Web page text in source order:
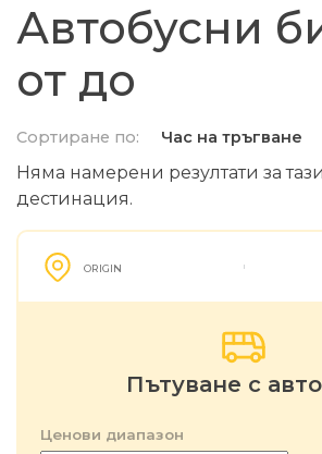
Автобусни
от до
Сортиране по: Час на тръгване
Няма намерени резултати за
дестинация.
ORIGIN
Пътуване с
Ценови диапазон